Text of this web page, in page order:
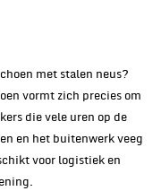
met stalen neus?
vormt zich precies om
die vele uren op de
en het buitenwerk veeg
voor logistiek en